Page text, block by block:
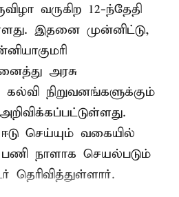
வருகிற 12-ந்தேதி
இதனை முன்னிட்டு,
அரசு
நிறுவனங்களுக்கும்
செய்யும் வகையில்
நாளாக செயல்படும்